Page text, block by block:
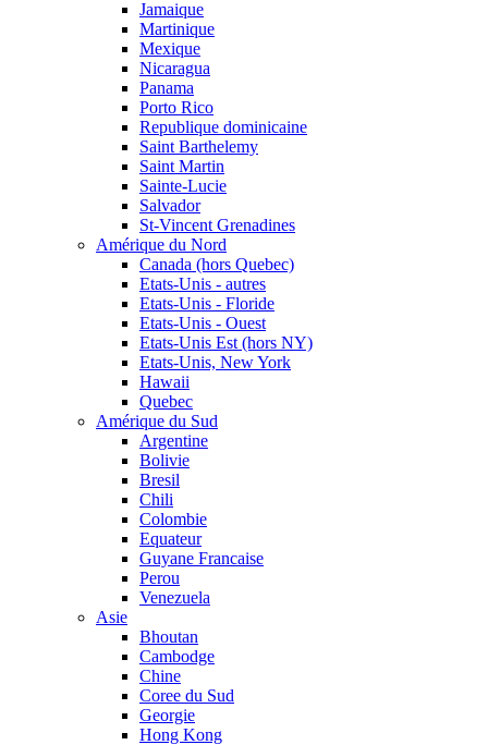
Jamaique
Martinique
Mexique
Nicaragua
Panama
Porto Rico
Republique dominicaine
Saint Barthelemy
Saint Martin
Sainte-Lucie
Salvador
St-Vincent Grenadines
Amérique du Nord
Canada (hors Quebec)
Etats-Unis - autres
Etats-Unis - Floride
Etats-Unis - Ouest
Etats-Unis Est (hors NY)
Etats-Unis, New York
Hawaii
Quebec
Amérique du Sud
Argentine
Bolivie
Bresil
Chili
Colombie
Equateur
Guyane Francaise
Perou
Venezuela
Asie
Bhoutan
Cambodge
Chine
Coree du Sud
Georgie
Hong Kong